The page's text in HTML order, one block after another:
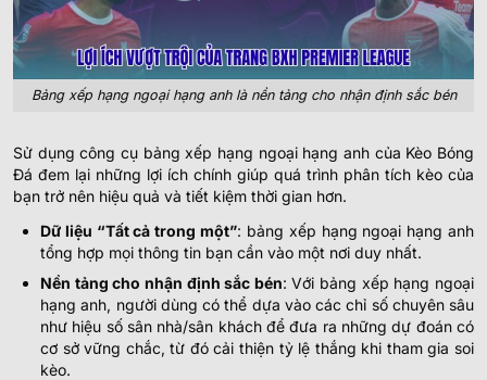
Bảng xếp hạng ngoại hạng anh là nền tảng cho nhận định sắc bén
Sử dụng công cụ bảng xếp hạng ngoại hạng anh của Kèo Bóng
Đá đem lại những lợi ích chính giúp quá trình phân tích kèo của
bạn trở nên hiệu quả và tiết kiệm thời gian hơn.
Dữ liệu “Tất cả trong một”: bảng xếp hạng ngoại hạng anh
tổng hợp mọi thông tin bạn cần vào một nơi duy nhất.
Nền tảng cho nhận định sắc bén: Với bảng xếp hạng ngoại
hạng anh, người dùng có thể dựa vào các chỉ số chuyên sâu
như hiệu số sân nhà/sân khách để đưa ra những dự đoán có
cơ sở vững chắc, từ đó cải thiện tỷ lệ thắng khi tham gia soi
kèo.